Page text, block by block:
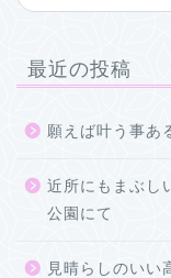
最近の投稿
願えば叶う事あ
近所にもまぶし
公園にて
見晴らしのいい